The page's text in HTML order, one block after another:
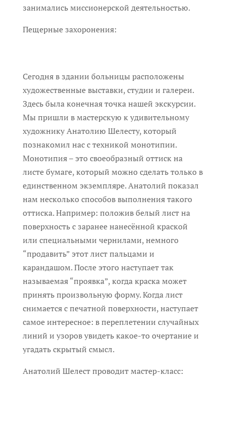
занимались миссионерской деятельностью.
Пещерные захоронения:
Сегодня в здании больницы расположены
художественные выставки, студии и галереи.
Здесь была конечная точка нашей экскурсии.
Мы пришли в мастерскую к удивительному
художнику Анатолию Шелесту, который
познакомил нас с техникой монотипии.
Монотипия – это своеобразный оттиск на
листе бумаге, который можно сделать только в
единственном экземпляре. Анатолий показал
нам несколько способов выполнения такого
оттиска. Например: положив белый лист на
поверхность с заранее нанесённой краской
или специальными чернилами, немного
“продавить” этот лист пальцами и
карандашом. После этого наступает так
называемая “проявка”, когда краска может
принять произвольную форму. Когда лист
снимается с печатной поверхности, наступает
самое интересное: в переплетении случайных
линий и узоров увидеть какое-то очертание и
угадать скрытый смысл.
Анатолий Шелест проводит мастер-класс: